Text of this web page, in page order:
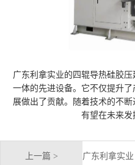
广东利拿实业的四辊导热硅胶
一体的先进设备。它不仅提升
展做出了贡献。随着技术的不
有望在未来发
上一篇 >